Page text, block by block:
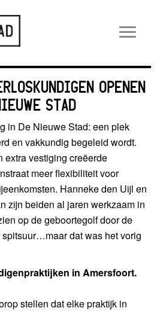
OPENEN
STAD
in De Nieuwe Stad: een plek
en vakkundig begeleid wordt.
extra vestiging creëerde
meer flexibiliteit voor
Hanneke den Uijl en
zijn beiden al jaren werkzaam in
op de geboortegolf door de
dat was het vorig
in Amersfoort.
stellen dat elke praktijk in